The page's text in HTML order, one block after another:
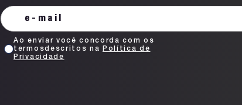
Ao enviar você concorda com os
termosdescritos na
Política de
Privacidade